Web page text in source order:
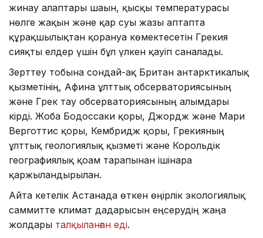
жинау алаптары шағын, қысқы температурасы
нөлге жақын және қар суы жазғы аптапта
құрғақшылықтан қорғануға көмектесетін Грекия
сияқты елдер үшін бұл үлкен қауіп саналады.
Зерттеу тобына сондай-ақ Британ антарктикалық
қызметінің, Афина ұлттық обсерваториясының
және Грек тау обсерваториясының ғалымдары
кірді. Жоба Бодоссаки қоры, Джордж және Мари
Верготтис қоры, Кембридж қоры, Грекияның
ұлттық геологиялық қызметі және Корольдік
географиялық қоғам тарапынан ішінара
қаржыландырылған.
Айта кетелік Астанада өткен өңірлік экологиялық
саммитте климат дағдарысын еңсерудің жаңа
жолдары талқыланған еді.